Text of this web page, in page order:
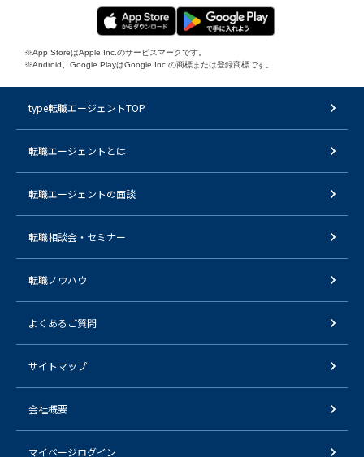
※App StoreはApple Inc.のサービスマークです。
※Android、Google PlayはGoogle Inc.の商標または登録商標です。
type転職エージェントTOP
転職エージェントとは
転職エージェントの面談
転職相談会・セミナー
転職ノウハウ
よくあるご質問
サイトマップ
会社概要
マイページログイン